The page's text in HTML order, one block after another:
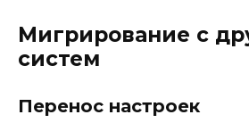
Мигрирование с
систем
Перенос настроек